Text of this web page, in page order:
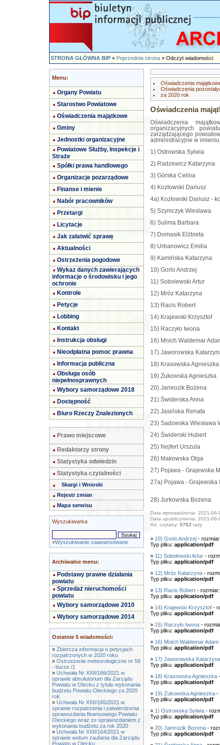
STRONA GŁÓWNA BIP»Poprzednia strona» Odczyt wiadomości
Menu:
Organy Powiatu
Starostwo Powiatowe
Oświadczenia majątkowe
Gminy
Jednostki organizacyjne
Powiatowe Służby, Inspekcje i
Straże
Spółki prawa handlowego
Organizacje pozarządowe
Finanse i mienie
Nabór pracowników
Przetargi
Licytacje
Jak załatwić sprawę
Aktualności
Ostrzeżenia pogodowe
Wykaz danych zawierających
informacje o środowisku i jego
ochronie
Kontrole
Petycje
Lobbing
Kontakt
Instrukcja obsługi
Nieodpłatna pomoc prawna
Informacja publiczna
Obsługa osób
niepełnosprawnych
Wybory samorządowe 2018
Dostępność
Biuro Rzeczy Znalezionych
Prawo miejscowe
Redaktorzy strony
Statystyka odwiedzin
Statystyka czytalności
Skargi i Wnioski
Rejestr zmian
Mapa serwisu
Wyszukiwarka
»Wyszukiwanie zaawansowane
Archiwalne menu:
Podstawy prawne działania
powiatu
Sprzedaż nieruchomości
powiatu
Wybory samorządowe 2010
Wybory samorządowe 2014
Ostatnie 5 wiadomości:
» Zbiorcza informacja o petycjach
rozpatrzonych w 2020 roku
» Ostrzeżenie meteorologiczne nr 58
- burze /1
» Uchwała Nr XXII/166/2021 w
sprawie absolutorium dla Zarządu
Powiatu w Olecku z tytułu wykonania
budżetu Powiatu Oleckiego za 2020
rok.
» Uchwała Nr XXII/165/2021 w
sprawie rozpatrzenia i zatwierdzenia
sprawozdania finansowego Powiatu
Oleckiego wraz ze sprawozdaniem z
wykonania budżetu za rok 2020
» Uchwała Nr XXII/164/2021 w
sprawie wotum zaufania dla Zarządu
Powiatu w Olecku
Oświadczenia
Oświadczenia
za 2020 rok
Oświadczenia
Oświadczenia
organizacyjnych
zarządzającego
administracyjne w imieniu
1) Ostrowska Sylwia
2) Radzewicz Katarzyna
3) Górska Celina
4) Kozłowski Dariusz
4a) Kozłowski Dariusz -
5) Szymczyk Wiesława
6) Sulima Barbara
7) Domasik Elżbieta
8) Urbanowicz Emilia
9) Kamińska Katarzyna
10) Gorlo Andrzej
11) Sobolewski Artur
12) Mróz Katarzyna
13) Racis Robert
14) Krajewski Krzysztof
15) Raczyło Iwona
16) Mnich Waldemar
17) Jaworowska
18) Krasowska Agnieszka
19) Żukowska Agnieszka
20) Jamrozik Bożena
21) Świderska Anna
22) Jasińska Renata
23) Sadowska Wiesława
24) Świderski Hubert
25) Nejfert Urszula
26) Makowska Olga
27) Pojawa - Grajewska
27a) Pojawa - Grajewska
28) Jurkowska Bożena
Data wprowadzenia: 2021-06-
Data upublicznienia: 2021-06-
Art. czytany: 5762 razy
» 10) Gorlo Andrzej-
Typ pliku: application/pdf
» 11) Sobolewski Artur-
Typ pliku: application/pdf
» 12) Mróz Katarzyna-
Typ pliku: application/pdf
» 13) Racis Robert-
Typ pliku: application/pdf
» 14) Krajewski Krzysztof-
Typ pliku: application/pdf
» 15) Raczyło Iwona-
Typ pliku: application/pdf
» 16) Mnich Waldemar Adam
Typ pliku: application/pdf
» 17) Jaworowska
Typ pliku: application/pdf
» 18) Krasowska Agnieszka-
Typ pliku: application/pdf
» 19) Żukowska Agnieszka-
Typ pliku: application/pdf
» 1) Ostrowska Sylwia-
Typ pliku: application/pdf
» 20) Jamrozik Bożena-
Typ pliku: application/pdf